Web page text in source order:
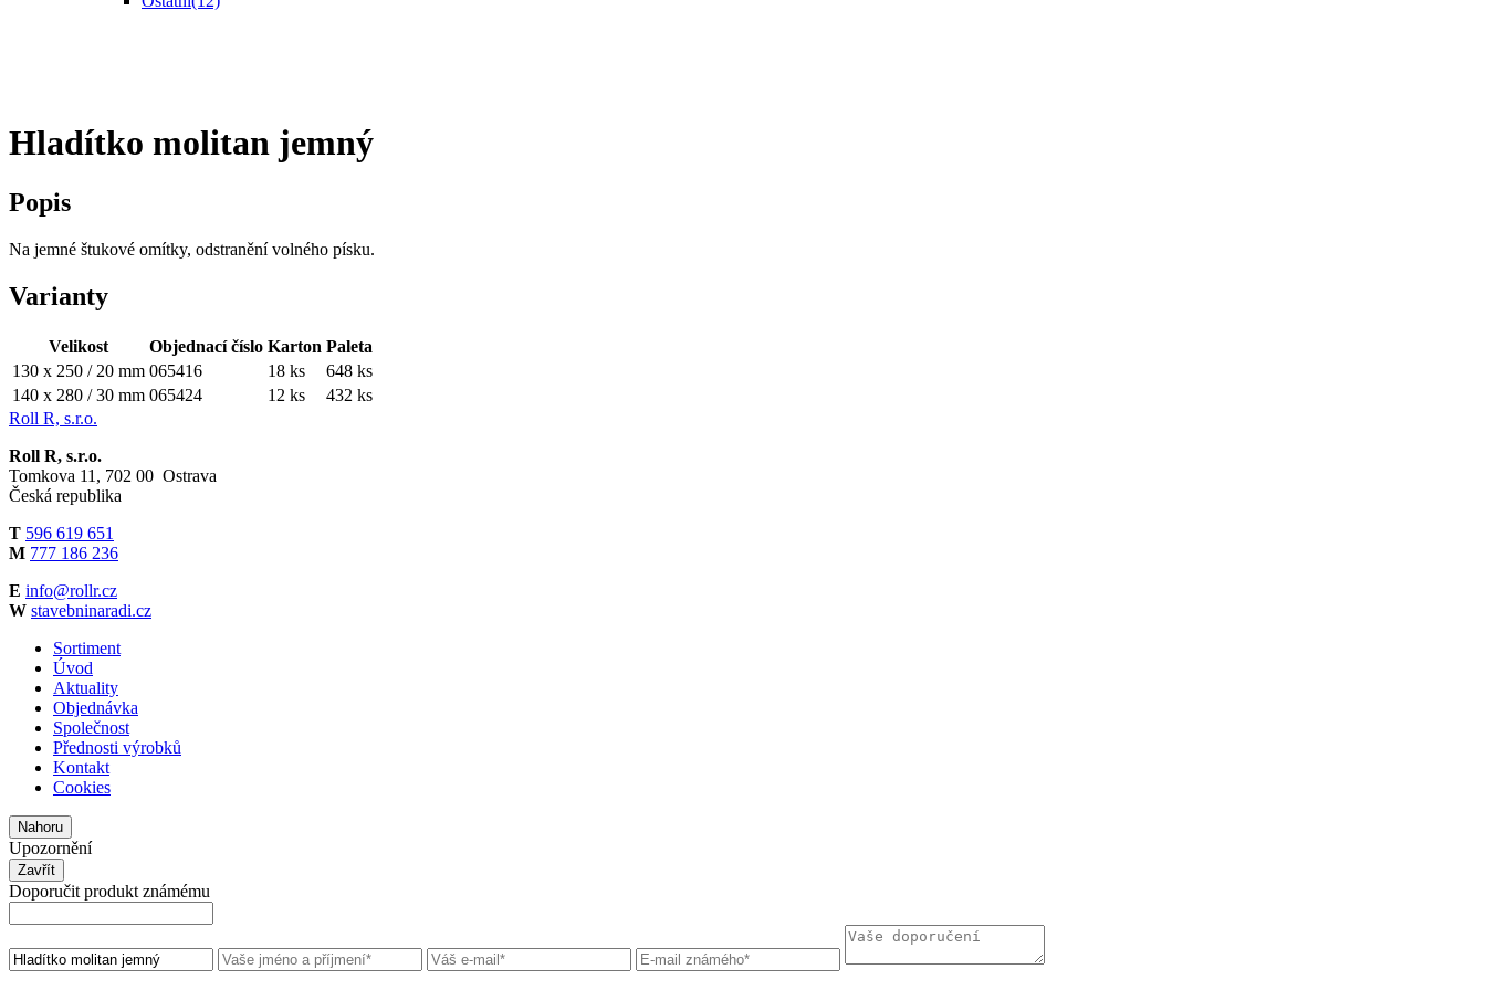
Hladítko molitan jemný
Popis
Na jemné štukové omítky, odstranění volného písku.
Varianty
Velikost Objednací číslo Karton Paleta
130 x 250 / 20 mm 065416 18 ks
648 ks
140 x 280 / 30 mm 065424 12 ks
432 ks
Roll R, s.r.o.
Roll R, s.r.o.
Tomkova 11, 702 00 Ostrava
Česká republika
T 596 619 651
M 777 186 236
E info@rollr.cz
W stavebninaradi.cz
Sortiment
Úvod
Aktuality
Objednávka
Společnost
Přednosti výrobků
Kontakt
Cookies
Nahoru
Upozornění
Zavřít
Doporučit produkt známému